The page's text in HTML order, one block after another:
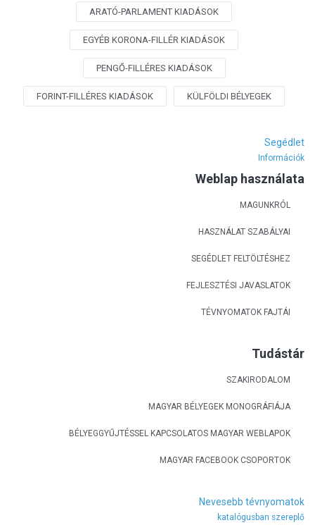
ARATÓ-PARLAMENT KIADÁSOK
EGYÉB KORONA-FILLÉR KIADÁSOK
PENGŐ-FILLÉRES KIADÁSOK
FORINT-FILLÉRES KIADÁSOK KÜLFÖLDI BÉLYEGEK
Segédlet
Információk
Weblap használata
MAGUNKRÓL
HASZNÁLAT SZABÁLYAI
SEGÉDLET FELTÖLTÉSHEZ
FEJLESZTÉSI JAVASLATOK
TÉVNYOMATOK FAJTÁI
Tudástár
SZAKIRODALOM
MAGYAR BÉLYEGEK MONOGRÁFIÁJA
BÉLYEGGYŰJTÉSSEL KAPCSOLATOS MAGYAR WEBLAPOK
MAGYAR FACEBOOK CSOPORTOK
Nevesebb tévnyomatok
katalógusban szereplő